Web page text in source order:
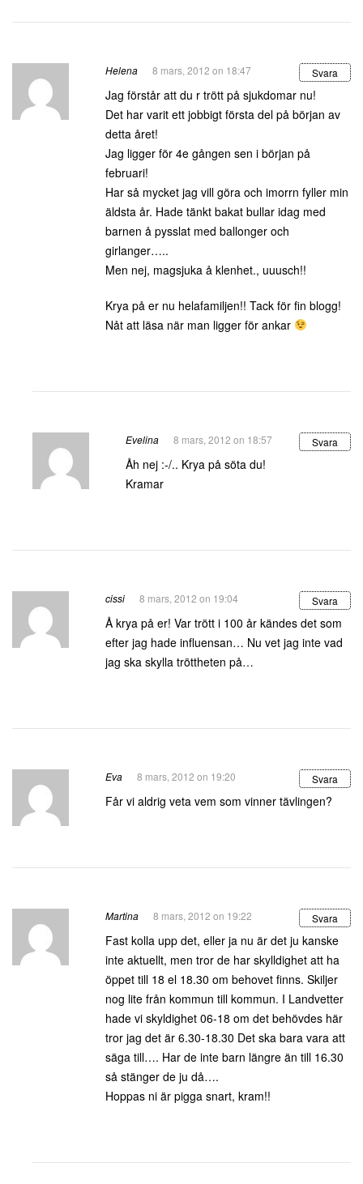
Helena 8 mars, 2012 on 18:47 Svara
Jag förstår att du r trött på sjukdomar nu!
Det har varit ett jobbigt första del på början av
detta året!
Jag ligger för 4e gången sen i början på
februari!
Har så mycket jag vill göra och imorrn fyller min
äldsta år. Hade tänkt bakat bullar idag med
barnen å pysslat med ballonger och
girlanger…..
Men nej, magsjuka å klenhet., uuusch!!
Krya på er nu helafamiljen!! Tack för fin blogg!
Nåt att läsa när man ligger för ankar
Evelina 8 mars, 2012 on 18:57 Svara
Åh nej :-/.. Krya på söta du!
Kramar
cissi 8 mars, 2012 on 19:04 Svara
Å krya på er! Var trött i 100 år kändes det som
efter jag hade influensan… Nu vet jag inte vad
jag ska skylla tröttheten på…
Eva 8 mars, 2012 on 19:20 Svara
Får vi aldrig veta vem som vinner tävlingen?
Martina 8 mars, 2012 on 19:22 Svara
Fast kolla upp det, eller ja nu är det ju kanske
inte aktuellt, men tror de har skylldighet att ha
öppet till 18 el 18.30 om behovet finns. Skiljer
nog lite från kommun till kommun. I Landvetter
hade vi skyldighet 06-18 om det behövdes här
tror jag det är 6.30-18.30 Det ska bara vara att
säga till…. Har de inte barn längre än till 16.30
så stänger de ju då….
Hoppas ni är pigga snart, kram!!